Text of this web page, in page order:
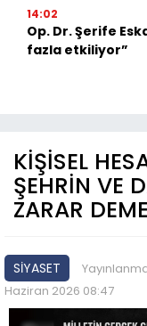
14:02
Op. Dr. Şerife
fazla etkiliyor”
KİŞİSEL
ŞEHRİN VE
ZARAR
SİYASET
Haziran 2026 08:47